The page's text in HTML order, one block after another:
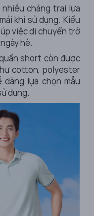
chàng trai lựa
khi sử dụng. Kiểu
việc di chuyển trở
hè.
short còn được
cotton, polyester
dàng lựa chọn mẫu
dụng.